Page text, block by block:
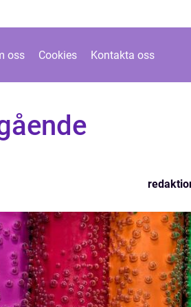
oss Cookies Kontakta oss